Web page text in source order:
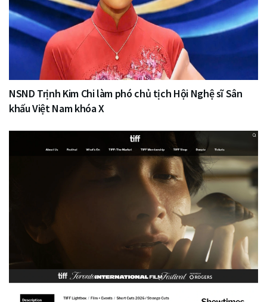
NSND Trịnh Kim Chi làm phó chủ tịch Hội Nghệ sĩ Sân
khấu Việt Nam khóa X